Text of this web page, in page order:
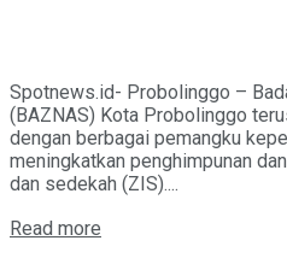
Spotnews.id- Probolinggo –
(BAZNAS) Kota Probolinggo
dengan berbagai pemangku
meningkatkan penghimpunan
dan sedekah (ZIS)....
Read more